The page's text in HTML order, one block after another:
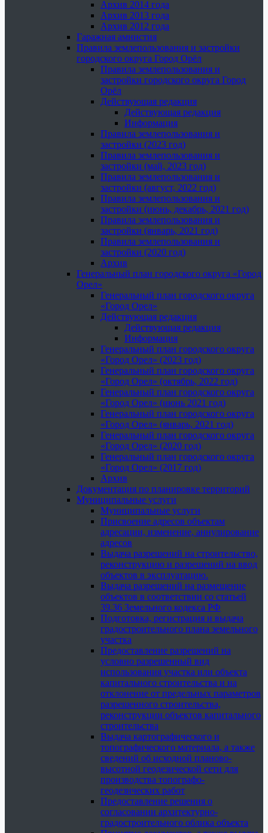
Архив 2014 года
Архив 2013 года
Архив 2012 года
Гаражная амнистия
Правила землепользования и застройки
городского округа Город Орёл
Правила землепользования и
застройки городского округа Город
Орёл
Действующая редакция
Действующая редакция
Информация
Правила землепользования и
застройки (2023 год)
Правила землепользования и
застройки (май, 2023 год)
Правила землепользования и
застройки (август, 2022 год)
Правила землепользования и
застройки (июнь, декабрь, 2021 год)
Правила землепользования и
застройки (январь, 2021 год)
Правила землепользования и
застройки (2020 год)
Архив
Генеральный план городского округа «Город
Орел»
Генеральный план городского округа
«Город Орел»
Действующая редакция
Действующая редакция
Информация
Генеральный план городского округа
«Город Орел» (2023 год)
Генеральный план городского округа
«Город Орел» (октябрь, 2022 год)
Генеральный план городского округа
«Город Орел» (июнь 2021 год)
Генеральный план городского округа
«Город Орел» (январь, 2021 год)
Генеральный план городского округа
«Город Орел» (2020 год)
Генеральный план городского округа
«Город Орел» (2017 год)
Архив
Документация по планировке территорий
Муниципальные услуги
Муниципальные услуги
Присвоение адресов объектам
адресации, изменение, аннулирование
адресов
Выдача разрешений на строительство,
реконструкцию и разрешений на ввод
объектов в эксплуатацию.
Выдача разрешений на размещение
объектов в соответствии со статьей
39.36 Земельного кодекса РФ
Подготовка, регистрация и выдача
градостроительного плана земельного
участка
Предоставление разрешений на
условно разрешенный вид
использования участка или объекта
капитального строительства и на
отклонение от предельных параметров
разрешенного строительства,
реконструкции объектов капитального
строительства
Выдача картографического и
топографического материала, а также
сведений об исходной планово-
высотной геодезической сети для
производства топографо-
геодезических работ
Предоставление решения о
согласовании архитектурно-
градостроительного облика объекта